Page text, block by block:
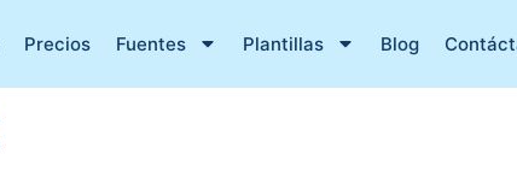
Precios Fuentes Plantillas Blog